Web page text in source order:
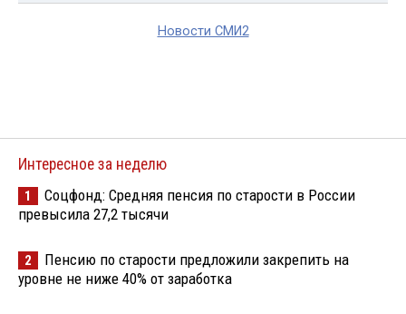
Новости СМИ2
Интересное за неделю
1
Соцфонд: Средняя пенсия по старости в России
превысила 27,2 тысячи
2
Пенсию по старости предложили закрепить на
уровне не ниже 40% от заработка